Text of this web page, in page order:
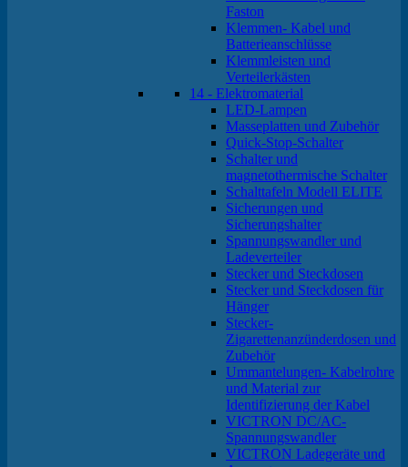
Faston
Klemmen- Kabel und
Batterieanschlüsse
Klemmleisten und
Verteilerkästen
14 - Elektromaterial
LED-Lampen
Masseplatten und Zubehör
Quick-Stop-Schalter
Schalter und
magnetothermische Schalter
Schalttafeln Modell ELITE
Sicherungen und
Sicherungshalter
Spannungswandler und
Ladeverteiler
Stecker und Steckdosen
Stecker und Steckdosen für
Hänger
Stecker-
Zigarettenanzünderdosen und
Zubehör
Ummantelungen- Kabelrohre
und Material zur
Identifizierung der Kabel
VICTRON DC/AC-
Spannungswandler
VICTRON Ladegeräte und